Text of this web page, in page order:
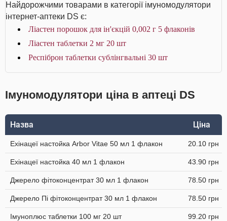
Найдорожчими товарами в категорії імуномодулятори
інтернет-аптеки DS є:
Ліастен порошок для ін'єкцій 0,002 г 5 флаконів
Ліастен таблетки 2 мг 20 шт
Респіброн таблетки сублінгвальні 30 шт
Імуномодулятори ціна в аптеці DS
Назва Ціна
Ехінацеї настойка Arbor Vitae 50 мл 1 флакон 20.10 грн
Ехінацеї настойка 40 мл 1 флакон 43.90 грн
Джерело фітоконцентрат 30 мл 1 флакон 78.50 грн
Джерело Пі фітоконцентрат 30 мл 1 флакон 78.50 грн
Імуноплюс таблетки 100 мг 20 шт 99.20 грн